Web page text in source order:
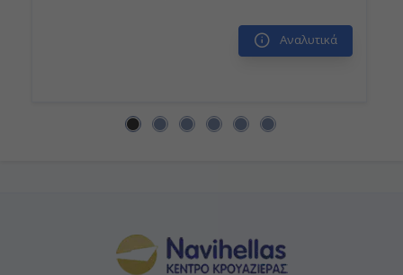
Αναλυτικά